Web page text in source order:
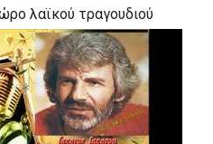
λαϊκού τραγουδιού